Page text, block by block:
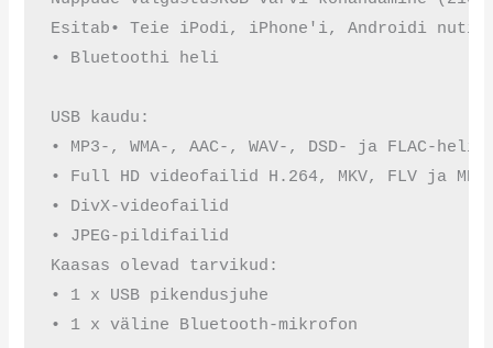
Esitab• Teie iPodi, iPhone'i, Androidi
• Bluetoothi ​​heli
USB kaudu:
• MP3-, WMA-, AAC-, WAV-, DSD- ja FLAC-
• Full HD videofailid H.264, MKV, FLV ja
• DivX-videofailid
• JPEG-pildifailid
Kaasas olevad tarvikud:
• 1 x USB pikendusjuhe
• 1 x väline Bluetooth-mikrofon